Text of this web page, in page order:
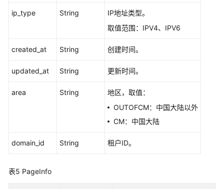
日
额
带
ip_type String
IP地址类型。
取值范围：IPV4、IPV6
created_at String 创建时间。
updated_at String 更新时间。
area String
地区，取值：
OUTOFCM：中国大陆以外
CM：中国大陆
domain_id String 租户ID。
表5 PageInfo